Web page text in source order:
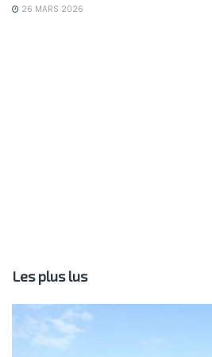
26 MARS 2026
Les plus lus